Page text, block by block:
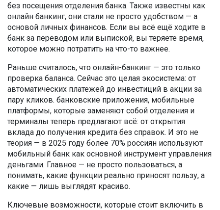
без посещения отделения банка. Также известны как
онлайн банкинг, они стали не просто удобством — а
основой личных финансов. Если вы всё ещё ходите в
банк за переводом или выпиской, вы теряете время,
которое можно потратить на что-то важнее.
Раньше считалось, что онлайн-банкинг — это только
проверка баланса. Сейчас это целая экосистема: от
автоматических платежей до инвестиций в акции за
пару кликов. банковские приложения, мобильные
платформы, которые заменяют собой отделения и
терминалы теперь предлагают всё: от открытия
вклада до получения кредита без справок. И это не
теория — в 2025 году более 70% россиян используют
мобильный банк как основной инструмент управления
деньгами. Главное — не просто пользоваться, а
понимать, какие функции реально приносят пользу, а
какие — лишь выглядят красиво.
Ключевые возможности, которые стоит включить в